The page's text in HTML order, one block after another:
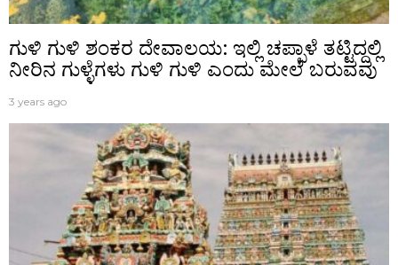
ಗುಳಿ ಗುಳಿ ಶಂಕರ ದೇವಾಲಯ: ಇಲ್ಲಿ ಚಪ್ಪಾಳೆ ತಟ್ಟಿದ್ದಲ್ಲಿ
ನೀರಿನ ಗುಳ್ಳೆಗಳು ಗುಳಿ ಗುಳಿ ಎಂದು ಮೇಲೆ ಬರುವವು
3 years ago